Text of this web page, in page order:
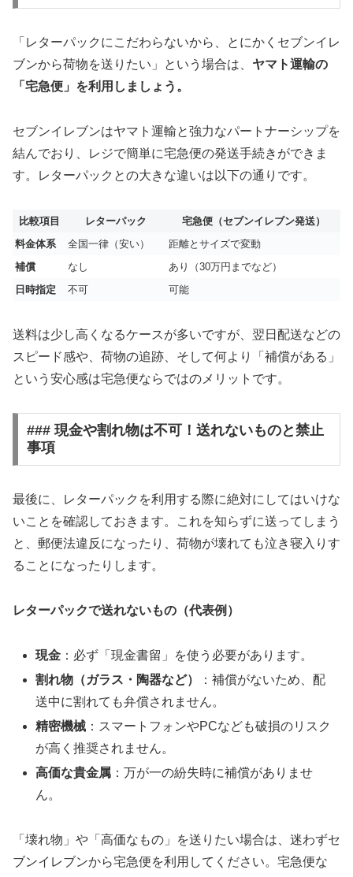
「レターパックにこだわらないから、とにかくセブンイレ
ブンから荷物を送りたい」という場合は、 ヤマト運輸の
「宅急便」を利用しましょう。
セブンイレブンはヤマト運輸と強力なパートナーシップを
結んでおり、レジで簡単に宅急便の発送手続きができま
す。レターパックとの大きな違いは以下の通りです。
比較項目 レターパック
宅急便（セブンイレブン発送）
料金体系
全国一律（安い）
距離とサイズで変動
補償
なし
あり（30万円までなど）
日時指定
不可 可能
送料は少し高くなるケースが多いですが、翌日配送などの
スピード感や、荷物の追跡、そして何より「補償がある」
という安心感は宅急便ならではのメリットです。
### 現金や割れ物は不可！送れないものと禁止
事項
最後に、レターパックを利用する際に絶対にしてはいけな
いことを確認しておきます。これを知らずに送ってしまう
と、郵便法違反になったり、荷物が壊れても泣き寝入りす
ることになったりします。
レターパックで送れないもの（代表例）
現金 ：必ず「現金書留」を使う必要があります。
割れ物（ガラス・陶器など）
：補償がないため、配
送中に割れても弁償されません。
精密機械 ：スマートフォンやPCなども破損のリスク
が高く推奨されません。
高価な貴金属 ：万が一の紛失時に補償がありませ
ん。
「壊れ物」や「高価なもの」を送りたい場合は、迷わずセ
ブンイレブンから宅急便を利用してください。宅急便な